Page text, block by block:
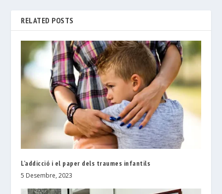
RELATED POSTS
L’addicció i el paper dels traumes infantils
5 Desembre, 2023